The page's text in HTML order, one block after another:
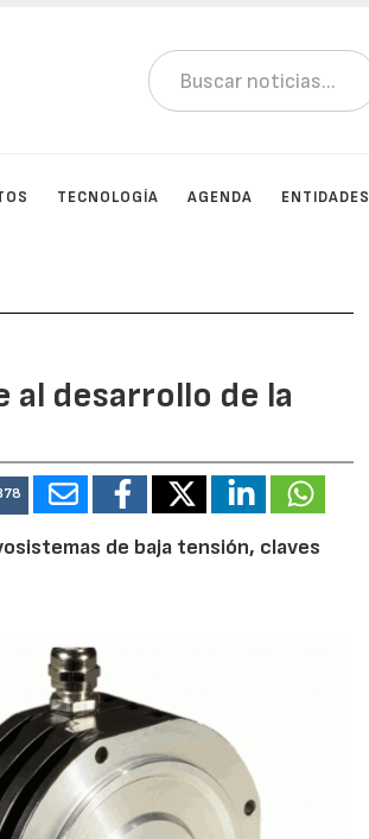
TECNOLOGÍA AGENDA ENTIDADES
desarrollo de la
de baja tensión, claves